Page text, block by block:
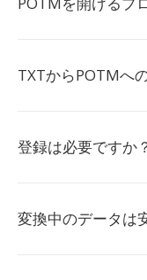
TXTからPOTMへ
登録は必要ですか
変換中のデータは